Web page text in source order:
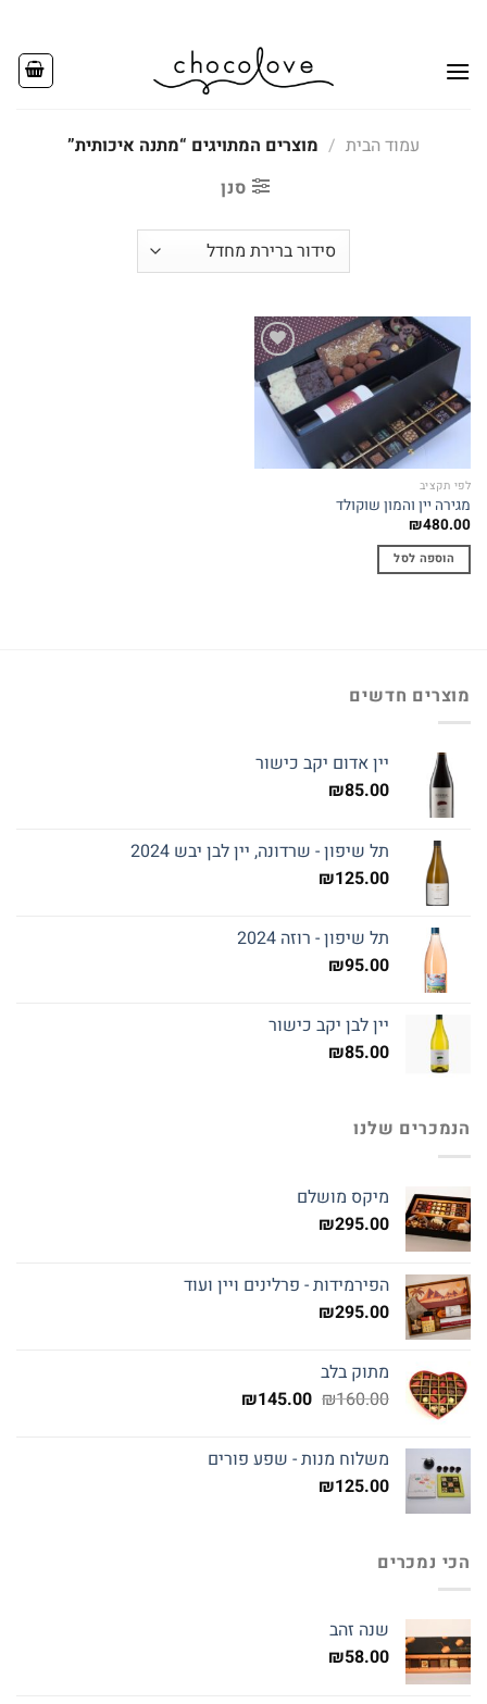
content
עמוד הבית / מוצרים המתויגים “מתנה איכותית”
סנן
Add to
wishlist
לפי תקציב
מגירה יין והמון שוקולד
₪480.00
הוספה לסל
מוצרים חדשים
יין אדום יקב כישור
₪85.00
תל שיפון - שרדונה, יין לבן יבש 2024
₪125.00
תל שיפון - רוזה 2024
₪95.00
יין לבן יקב כישור
₪85.00
הנמכרים שלנו
מיקס מושלם
₪295.00
הפירמידות - פרלינים ויין ועוד
₪295.00
מתוק בלב
₪160.00
המחיר
₪160.00.
₪145.00
המחיר
₪145.00.
משלוח מנות - שפע פורים
₪125.00
הכי נמכרים
שנה זהב
₪58.00